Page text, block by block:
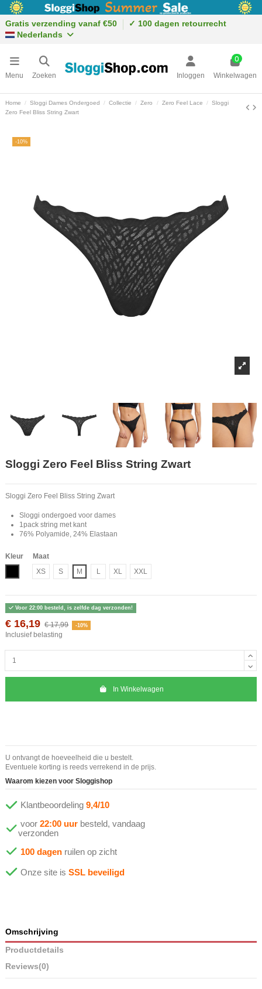
Gratis verzending vanaf €50
✓ 100 dagen retourrecht
Nederlands
Menu Zoeken Inloggen
0
Winkelwagen
Home Sloggi Dames Ondergoed Collectie Zero Zero Feel Lace
Sloggi
Zero Feel Bliss String Zwart
-10%
Sloggi Zero Feel Bliss String Zwart
Sloggi Zero Feel Bliss String Zwart
Sloggi ondergoed voor dames
1pack string met kant
76% Polyamide, 24% Elastaan
Kleur
Maat
XS
S M L XL XXL
Voor 22:00 besteld, is zelfde dag verzonden!
€ 16,19 € 17,99 -10%
Inclusief belasting
In Winkelwagen
U ontvangt de hoeveelheid die u bestelt.
Eventuele korting is reeds verrekend in de prijs.
Waarom kiezen voor Sloggishop
Klantbeoordeling 9,4/10
voor 22:00 uur besteld, vandaag
verzonden
100 dagen ruilen op zicht
Onze site is SSL beveiligd
Omschrijving
Productdetails
Reviews(0)